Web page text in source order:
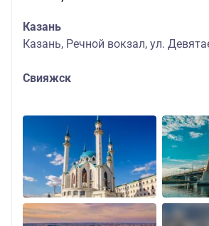
Казань
Казань, Речной вокзал, ул.
Свияжск